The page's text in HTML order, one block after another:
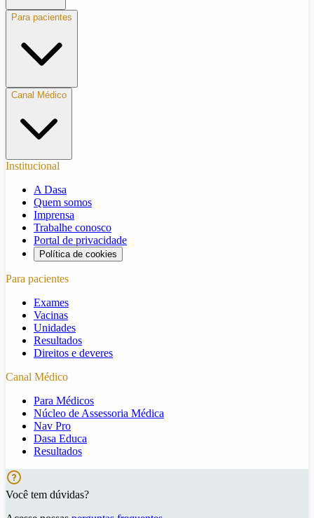
Para pacientes
Canal Médico
Institucional
A Dasa
Quem somos
Imprensa
Trabalhe conosco
Portal de privacidade
Política de cookies
Para pacientes
Exames
Vacinas
Unidades
Resultados
Direitos e deveres
Canal Médico
Para Médicos
Núcleo de Assessoria Médica
Nav Pro
Dasa Educa
Resultados
Você tem dúvidas?